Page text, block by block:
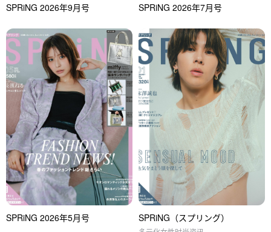
SPRiNG 2026年9月号 SPRiNG 2026年7月号
SPRiNG 2026年5月号 SPRiNG（スプリング）